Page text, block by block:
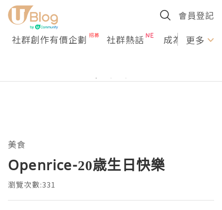
會員登記
社群創作有價企劃 社群熱話 成為U更多
美食
Openrice-20歳生日快樂
瀏覽次數:331